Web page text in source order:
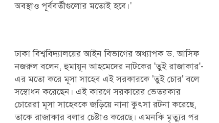
অবস্থাও পূর্ববর্তীগুলোর মতোই হবে।'
ঢাকা বিশ্ববিদ্যালয়ের আইন বিভাগের অধ্যাপক ড. আসিফ
নজরুল বলেন, হুমায়ূন আহমেদের নাটকের 'তুই রাজাকার'-
এর মতো করে মূসা সাহেব এই সরকারকে 'তুই চোর' বলে
সম্বোধন করেছেন। এই কারণে সরকারের ভেতরকার
চোরেরা মূসা সাহেবকে জড়িয়ে নানা কুৎসা রটনা করেছে,
তাকে রাজাকার বলার চেষ্টাও করেছে। এমনকি মৃত্যুর পর